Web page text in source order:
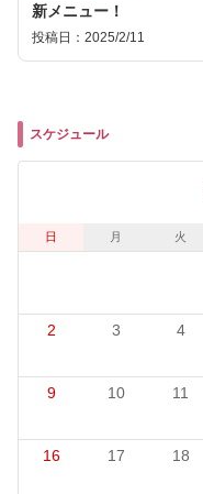
新メニュー！
投稿日：2025/2/11
スケジュール
日 月 火
2 3 4
9 10 11
16 17 18